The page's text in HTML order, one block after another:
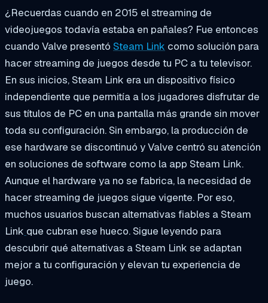
¿Recuerdas cuando en 2015 el streaming de
videojuegos todavía estaba en pañales? Fue entonces
cuando Valve presentó Steam Link como solución para
hacer streaming de juegos desde tu PC a tu televisor.
En sus inicios, Steam Link era un dispositivo físico
independiente que permitía a los jugadores disfrutar de
sus títulos de PC en una pantalla más grande sin mover
toda su configuración. Sin embargo, la producción de
ese hardware se discontinuó y Valve centró su atención
en soluciones de software como la app Steam Link.
Aunque el hardware ya no se fabrica, la necesidad de
hacer streaming de juegos sigue vigente. Por eso,
muchos usuarios buscan alternativas fiables a Steam
Link que cubran ese hueco. Sigue leyendo para
descubrir qué alternativas a Steam Link se adaptan
mejor a tu configuración y elevan tu experiencia de
juego.